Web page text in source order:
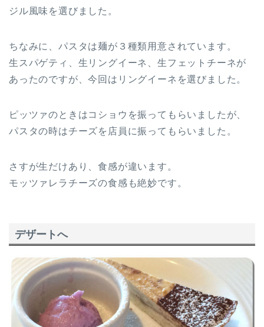
ジル風味を選びました。
ちなみに、パスタは麺が３種類用意されています。
生スパゲティ、生リングイーネ、生フェットチーネが
あったのですが、今回はリングイーネを選びました。
ピッツァのときはコショウを振ってもらいましたが、
パスタの時はチーズを店員に振ってもらいました。
さすが生だけあり、食感が違います。
モッツァレラチーズの食感も絶妙です。
デザートへ